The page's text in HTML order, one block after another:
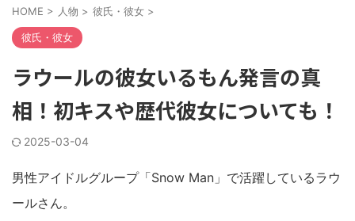
HOME > 人物 > 彼氏・彼女 >
彼氏・彼女
ラウールの彼女いるもん発言の真
相！初キスや歴代彼女についても！
2025-03-04
男性アイドルグループ「Snow Man」で活躍しているラウ
ールさん。